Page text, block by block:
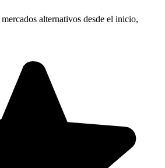
alternativos desde el inicio,